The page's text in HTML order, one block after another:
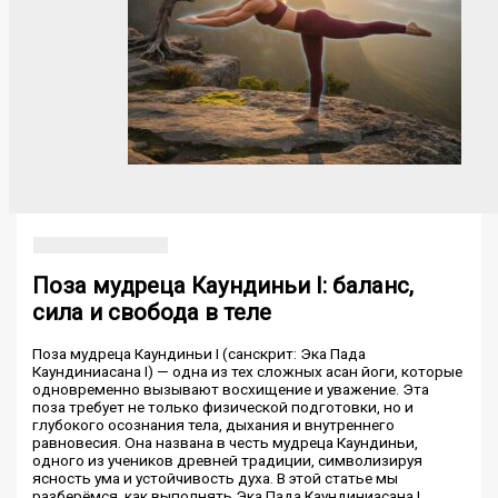
Поза мудреца Каундиньи I: баланс,
сила и свобода в теле
Поза мудреца Каундиньи I (санскрит: Эка Пада
Каундиниасана I) — одна из тех сложных асан йоги, которые
одновременно вызывают восхищение и уважение. Эта
поза требует не только физической подготовки, но и
глубокого осознания тела, дыхания и внутреннего
равновесия. Она названа в честь мудреца Каундиньи,
одного из учеников древней традиции, символизируя
ясность ума и устойчивость духа. В этой статье мы